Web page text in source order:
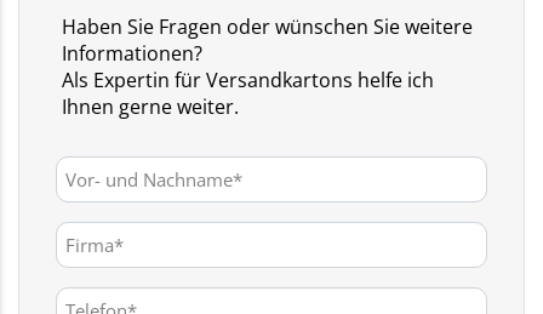
Haben Sie Fragen oder wünschen Sie weitere
Informationen?
Als Expertin für Versandkartons helfe ich
Ihnen gerne weiter.